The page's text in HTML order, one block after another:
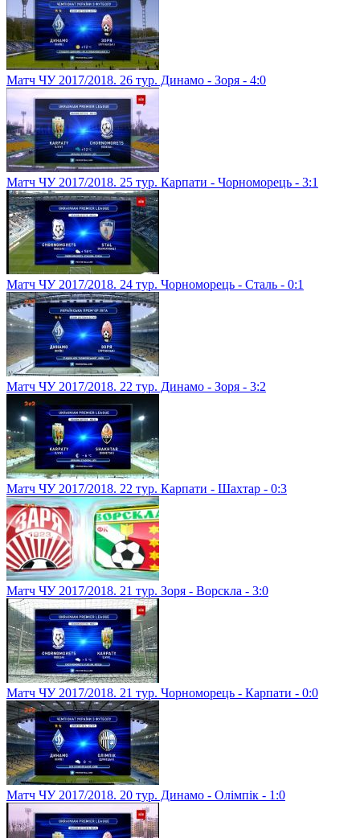
Матч ЧУ 2017/2018. 26 тур. Динамо - Зоря - 4:0
Матч ЧУ 2017/2018. 25 тур. Карпати - Чорноморець - 3:1
Матч ЧУ 2017/2018. 24 тур. Чорноморець - Сталь - 0:1
Матч ЧУ 2017/2018. 22 тур. Динамо - Зоря - 3:2
Матч ЧУ 2017/2018. 22 тур. Карпати - Шахтар - 0:3
Матч ЧУ 2017/2018. 21 тур. Зоря - Ворскла - 3:0
Матч ЧУ 2017/2018. 21 тур. Чорноморець - Карпати - 0:0
Матч ЧУ 2017/2018. 20 тур. Динамо - Олімпік - 1:0